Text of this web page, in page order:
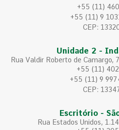
+55 (11)
+55 (11) 9
CEP:
Unidade 2 -
Rua Valdir Roberto de Camargo,
+55 (11)
+55 (11) 9
CEP:
Escritório -
Rua Estados Unidos,